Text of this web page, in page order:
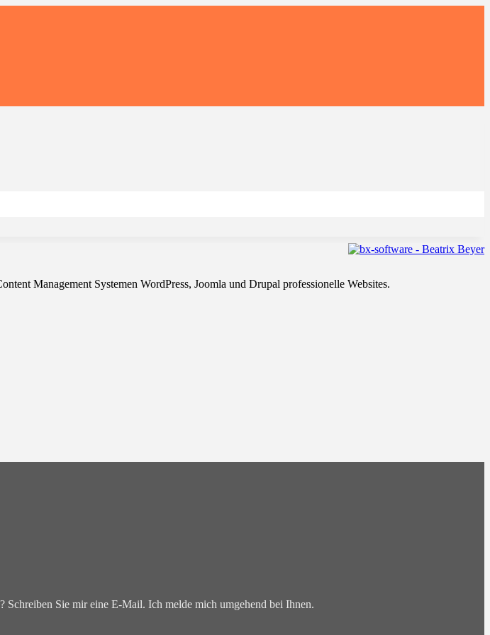
Management Systemen WordPress, Joomla und Drupal professionelle Websites.
Schreiben Sie mir eine E-Mail. Ich melde mich umgehend bei Ihnen.